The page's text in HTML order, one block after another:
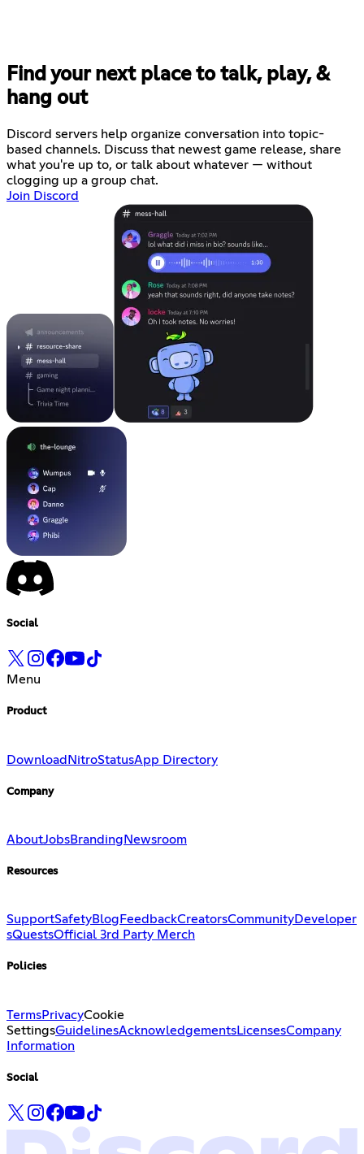
Find your next place to talk, play, &
hang out
Discord servers help organize conversation into topic-
based channels. Discuss that newest game release, share
what you're up to, or talk about whatever — without
clogging up a group chat.
Join Discord
Social
Menu
Product
DownloadNitroStatusApp Directory
Company
AboutJobsBranding Newsroom
Resources
SupportSafetyBlog FeedbackCreatorsCommunityDeveloper
sQuestsOfficial 3rd Party Merch
Policies
TermsPrivacyCookie
SettingsGuidelinesAcknowledgementsLicensesCompany
Information
Social